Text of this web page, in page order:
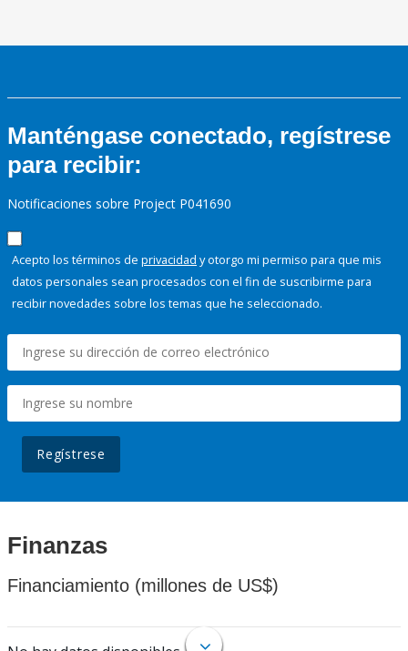
Manténgase conectado, regístrese
para recibir:
Notificaciones sobre Project P041690
Acepto los términos de privacidad y otorgo mi permiso para que mis
datos personales sean procesados con el fin de suscribirme para
recibir novedades sobre los temas que he seleccionado.
Regístrese
Finanzas
Financiamiento (millones de US$)